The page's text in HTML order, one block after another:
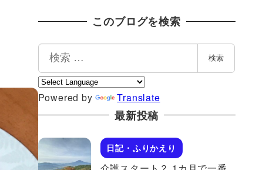
このブログを検索
索
検索
Powered by Translate
最新投稿
日記・ふりかえり